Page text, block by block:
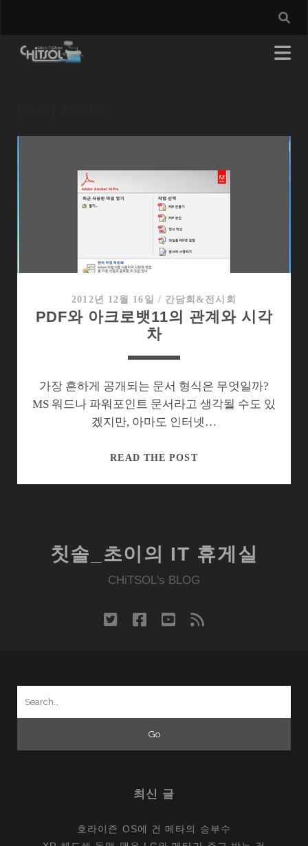
2012년 12월 16일 / 간담회&전시회
PDF와 아크로뱃11의 관계와 시각
차
가장 흔하게 공개되는 문서 형식은 무엇일까?
MS 워드나 파워포인트 문서라고 생각될 수도 있
겠지만, 아마도 인터넷…
READ THE POSTPDF
11
의
와
칫솔_초이의 IT 휴게실
CHiTSOL's BLOG
twitterfacebook
youtube
rss
최신 글
호라이즌 OS에 건 메타의 승부수